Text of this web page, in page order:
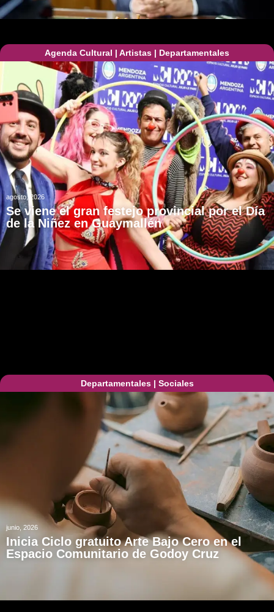
Agenda Cultural | Artistas | Departamentales
agosto, 2026
Se viene el gran festejo provincial por el Día
de la Niñez en Guaymallén
Departamentales| Sociales
junio, 2026
Inicia Ciclo gratuito Arte Bajo Cero en el
Espacio Comunitario de Godoy Cruz